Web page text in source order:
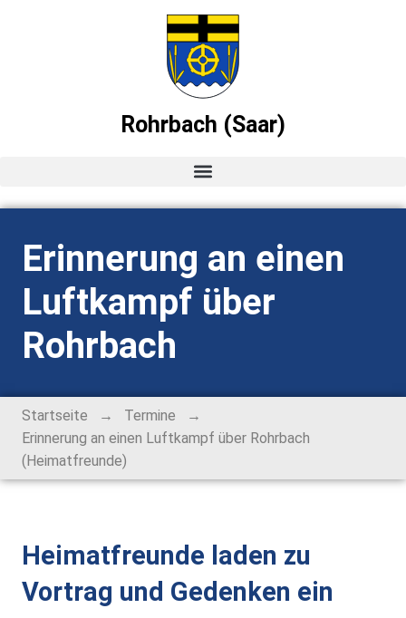
Rohrbach (Saar)
News
Ortsvorsteher-Blog
Alt-Rohrbach-Fest
Weihnachtsmarkt
Über Rohrbach
Erinnerung an einen
Luftkampf über
Rohrbach
Startseite → Termine
→
Erinnerung an einen Luftkampf über Rohrbach
(Heimatfreunde)
Heimatfreunde laden zu
Vortrag und Gedenken ein